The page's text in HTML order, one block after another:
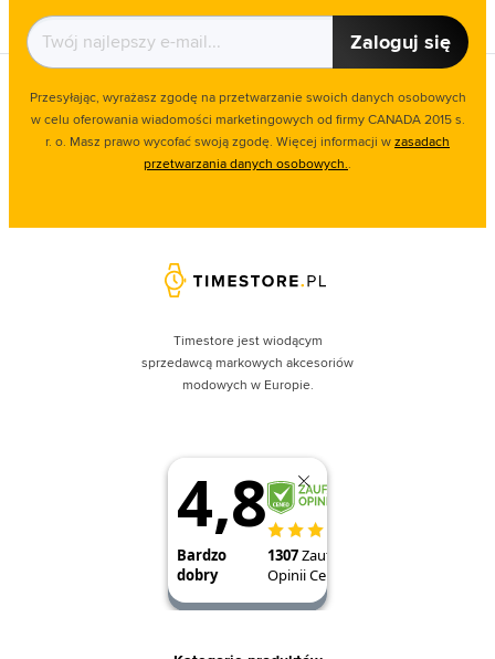
Zaloguj się
Przesyłając, wyrażasz zgodę na przetwarzanie swoich danych osobowych
w celu oferowania wiadomości marketingowych od firmy CANADA 2015 s.
r. o. Masz prawo wycofać swoją zgodę. Więcej informacji wzasadach
przetwarzania danych osobowych..
Timestore jest wiodącym
sprzedawcą markowych akcesoriów
modowych w Europie.